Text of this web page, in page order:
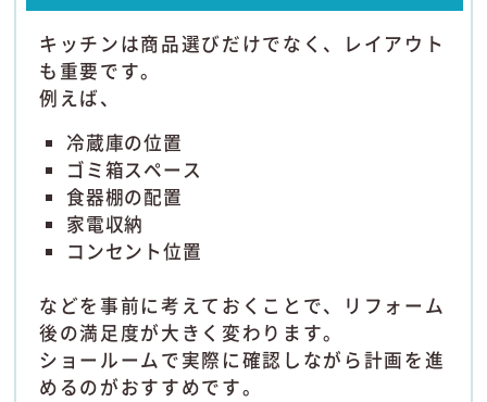
キッチンは商品選びだけでなく、レイアウト
も重要です。
例えば、
冷蔵庫の位置
ゴミ箱スペース
食器棚の配置
家電収納
コンセント位置
などを事前に考えておくことで、リフォーム
後の満足度が大きく変わります。
ショールームで実際に確認しながら計画を進
めるのがおすすめです。